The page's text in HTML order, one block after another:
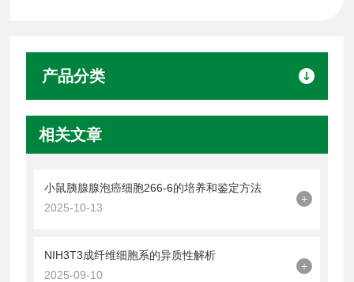
产品分类
相关文章
小鼠胰腺腺泡癌细胞266-6的培养和鉴定方法
2025-10-13
+
NIH3T3成纤维细胞系的异质性解析
2025-09-10
+